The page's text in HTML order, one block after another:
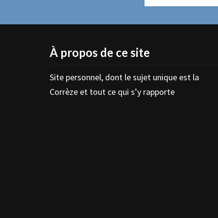
À propos de ce site
Site personnel, dont le sujet unique est la
Corrèze et tout ce qui s’y rapporte